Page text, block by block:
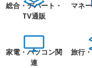
総合・デパート・
TV通販
マネ
家電・パソコン関
連
旅行